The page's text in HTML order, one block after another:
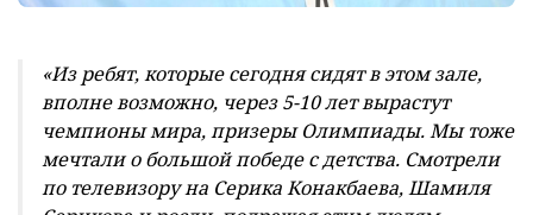
«Из ребят, которые сегодня сидят в этом зале,
вполне возможно, через 5-10 лет вырастут
чемпионы мира, призеры Олимпиады. Мы тоже
мечтали о большой победе с детства. Смотрели
по телевизору на Серика Конакбаева, Шамиля